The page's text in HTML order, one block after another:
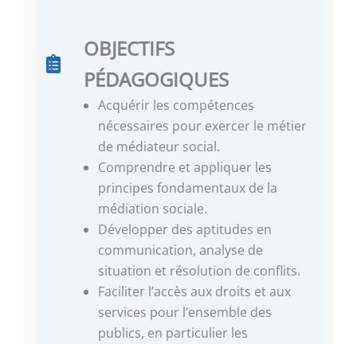
OBJECTIFS
PÉDAGOGIQUES
Acquérir les compétences
nécessaires pour exercer le métier
de médiateur social.
Comprendre et appliquer les
principes fondamentaux de la
médiation sociale.
Développer des aptitudes en
communication, analyse de
situation et résolution de conflits.
Faciliter l’accès aux droits et aux
services pour l’ensemble des
publics, en particulier les